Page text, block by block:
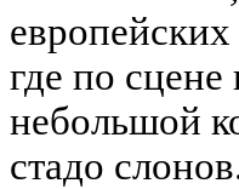
где по
небольшой
стадо